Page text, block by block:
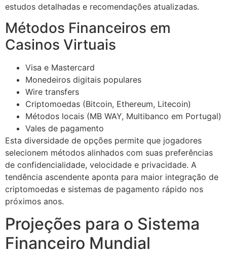
estudos detalhadas e recomendações atualizadas.
Métodos Financeiros em
Casinos Virtuais
Visa e Mastercard
Monedeiros digitais populares
Wire transfers
Criptomoedas (Bitcoin, Ethereum, Litecoin)
Métodos locais (MB WAY, Multibanco em Portugal)
Vales de pagamento
Esta diversidade de opções permite que jogadores
selecionem métodos alinhados com suas preferências
de confidencialidade, velocidade e privacidade. A
tendência ascendente aponta para maior integração de
criptomoedas e sistemas de pagamento rápido nos
próximos anos.
Projeções para o Sistema
Financeiro Mundial